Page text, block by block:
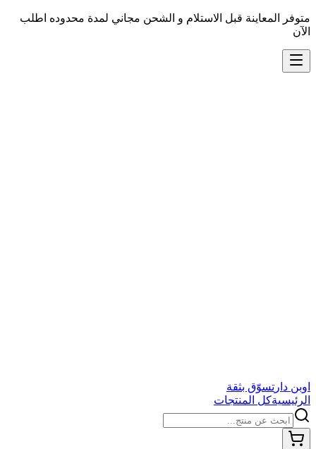
متوفر المعاينة قبل الاستلام و الشحن مجاني لمدة محدوده اطلب
الآن
اوبن دار تسوّق بثقة
الرئيسيةكل المنتجات